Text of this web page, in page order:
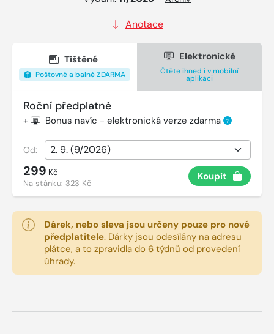
Anotace
Tištěné
Poštovné a balné ZDARMA
Elektronické
Čtěte ihned i v mobilní
aplikaci
Roční předplatné
+ Bonus navíc - elektronická verze zdarma ?
Od:
299 Kč
Na stánku:323 Kč
Koupit
Dárek, nebo sleva jsou určeny pouze pro nové
předplatitele. Dárky jsou odesílány na adresu
plátce, a to zpravidla do 6 týdnů od provedení
úhrady.